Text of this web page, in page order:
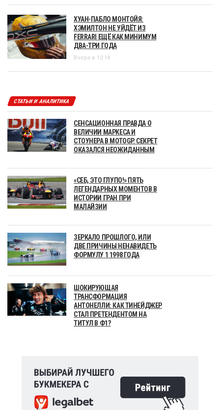
ХУАН-ПАБЛО МОНТОЙЯ:
ХЭМИЛТОН НЕ УЙДЁТ ИЗ
FERRARI ЕЩЁ КАК МИНИМУМ
ДВА-ТРИ ГОДА
Вчера в 12:18
СТАТЬИ И АНАЛИТИКА
СЕНСАЦИОННАЯ ПРАВДА О
ВЕЛИЧИИ МАРКЕСА И
СТОУНЕРА В MOTOGP. СЕКРЕТ
ОКАЗАЛСЯ НЕОЖИДАННЫМ
«СЕБ, ЭТО ГЛУПО!» ПЯТЬ
ЛЕГЕНДАРНЫХ МОМЕНТОВ В
ИСТОРИИ ГРАН ПРИ
МАЛАЙЗИИ
ЗЕРКАЛО ПРОШЛОГО, ИЛИ
ДВЕ ПРИЧИНЫ НЕНАВИДЕТЬ
ФОРМУЛУ 1 1998 ГОДА
ШОКИРУЮЩАЯ
ТРАНСФОРМАЦИЯ
АНТОНЕЛЛИ: КАК ТИНЕЙДЖЕР
СТАЛ ПРЕТЕНДЕНТОМ НА
ТИТУЛ В Ф1?